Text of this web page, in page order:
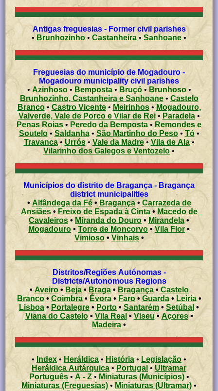
Antigas freguesias - Former civil parishes
• Brunhozinho • Castanheira •Sanhoane •
Freguesias do município de Mogadouro -
Mogadouro municipality civil parishes
•Azinhoso• Bemposta•Bruçó• Brunhoso•
Brunhozinho, Castanheira e Sanhoane • Castelo
Branco• Castro Vicente• Meirinhos• Mogadouro,
Valverde, Vale de Porco e Vilar de Rei• Paradela•
Penas Roias • Peredo da Bemposta • Remondes e
Soutelo•Saldanha• São Martinho do Peso • Tó•
Travanca• Urrós• Vale da Madre• Vila de Ala•
Vilarinho dos Galegos e Ventozelo •
Municípios do distrito de Bragança - Bragança
district municipalities
• Alfândega da Fé• Bragança• Carrazeda de
Ansiães• Freixo de Espada à Cinta•Macedo de
Cavaleiros • Miranda do Douro • Mirandela •
Mogadouro • Torre de Moncorvo •Vila Flor•
Vimioso• Vinhais•
Distritos/Regiões Autónomas -
Districts/Autonomous Regions
•Aveiro• Beja•Braga• Bragança• Castelo
Branco• Coimbra• Évora• Faro• Guarda• Leiria•
Lisboa •Portalegre • Porto • Santarém• Setúbal •
Viana do Castelo• Vila Real • Viseu•Açores •
Madeira •
• Index• Heráldica • História • Legislação •
Heráldica Autárquica• Portugal • Ultramar
Português• A - Z• Miniaturas (Municípios)•
Miniaturas (Freguesias) • Miniaturas (Ultramar) •